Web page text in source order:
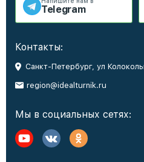
Telegram
Контакты:
Санкт-Петербург, ул
region@idealturnik.ru
Мы в социальных сетях: